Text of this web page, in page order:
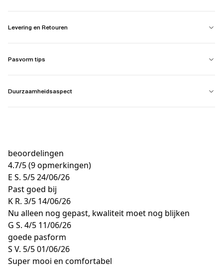
Levering en Retouren
Pasvorm tips
Duurzaamheidsaspect
beoordelingen
4.7/5(9 opmerkingen)
E S. 5/524/06/26
Past goed bij
K R. 3/5 14/06/26
Nu alleen nog gepast, kwaliteit moet nog blijken
G S. 4/5 11/06/26
goede pasform
S V. 5/501/06/26
Super mooi en comfortabel